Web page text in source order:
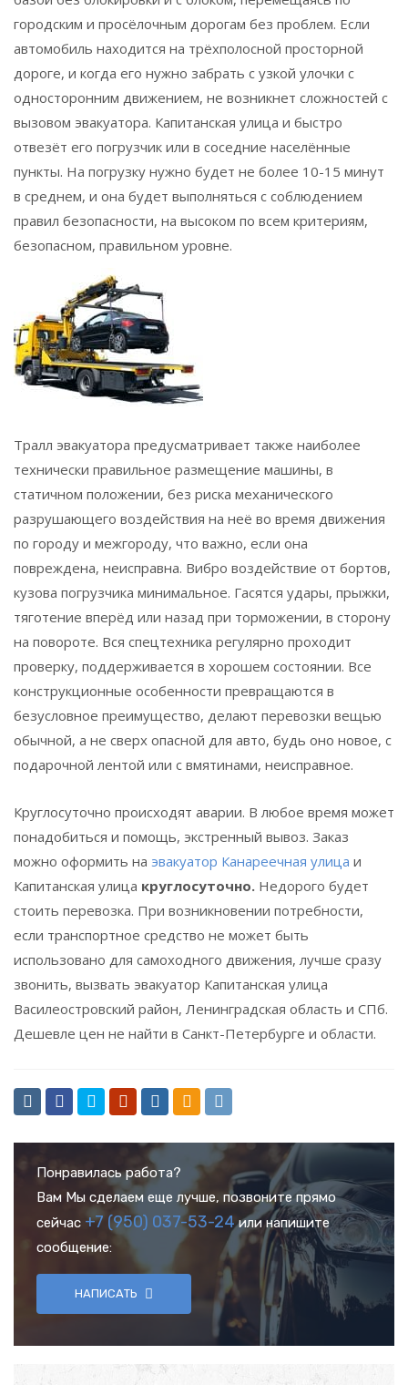
городским и просёлочным дорогам без проблем. Если
автомобиль находится на трёхполосной просторной
дороге, и когда его нужно забрать с узкой улочки с
односторонним движением, не возникнет сложностей с
вызовом эвакуатора. Капитанская улица и быстро
отвезёт его погрузчик или в соседние населённые
пункты. На погрузку нужно будет не более 10-15 минут
в среднем, и она будет выполняться с соблюдением
правил безопасности, на высоком по всем критериям,
безопасном, правильном уровне.
Тралл эвакуатора предусматривает также наиболее
технически правильное размещение машины, в
статичном положении, без риска механического
разрушающего воздействия на неё во время движения
по городу и межгороду, что важно, если она
повреждена, неисправна. Вибро воздействие от бортов,
кузова погрузчика минимальное. Гасятся удары, прыжки,
тяготение вперёд или назад при торможении, в сторону
на повороте. Вся спецтехника регулярно проходит
проверку, поддерживается в хорошем состоянии. Все
конструкционные особенности превращаются в
безусловное преимущество, делают перевозки вещью
обычной, а не сверх опасной для авто, будь оно новое, с
подарочной лентой или с вмятинами, неисправное.
Круглосуточно происходят аварии. В любое время может
понадобиться и помощь, экстренный вывоз. Заказ
можно оформить на эвакуатор Канареечная улица и
Капитанская улица круглосуточно. Недорого будет
стоить перевозка. При возникновении потребности,
если транспортное средство не может быть
использовано для самоходного движения, лучше сразу
звонить, вызвать эвакуатор Капитанская улица
Василеостровский район, Ленинградская область и СПб.
Дешевле цен не найти в Санкт-Петербурге и области.
Понравилась работа?
Вам Мы сделаем еще лучше, позвоните прямо
сейчас +7 (950) 037-53-24или напишите
сообщение:
НАПИСАТЬ